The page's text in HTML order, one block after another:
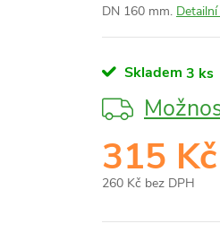
DN 160 mm.
Skladem 3 ks
315 Kč
260 Kč bez DPH
cena: